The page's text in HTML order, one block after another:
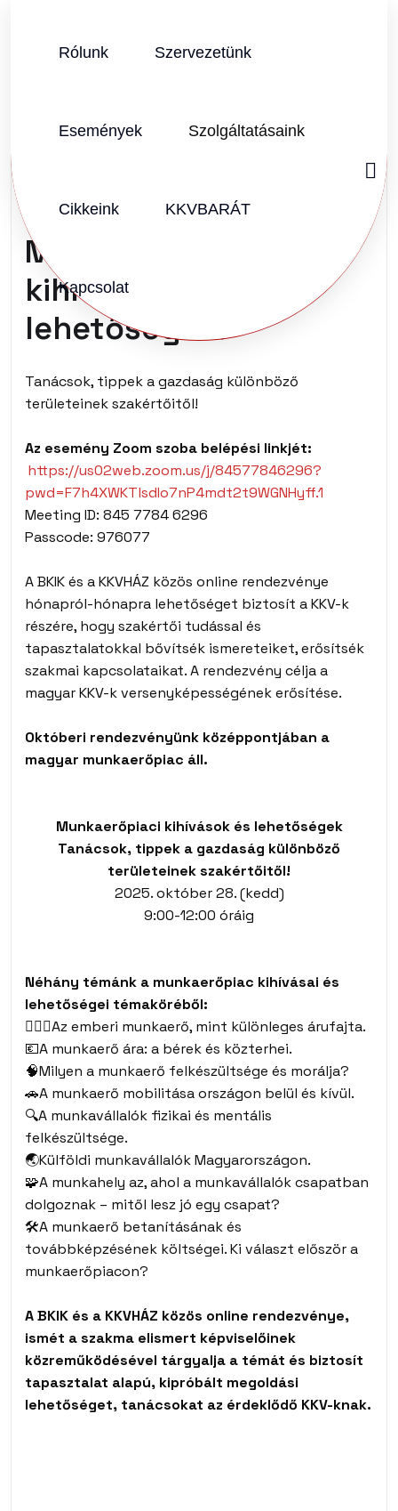
Rólunk Szervezetünk
Események Szolgáltatásaink
Cikkeink KKVBARÁT
Kapcsolat
2025.09.05. Vélemény (0)
Exponline- különleges
vásár és konferencia –
Munkaerőpiaci
kihívások és
lehetőségek.
Tanácsok, tippek a gazdaság különböző
területeinek szakértőitől!
Az esemény Zoom szoba belépési linkjét:
https://us02web.zoom.us/j/84577846296?
pwd=F7h4XWKTlsdIo7nP4mdt2t9WGNHyff.1
Meeting ID: 845 7784 6296
Passcode: 976077
A BKIK és a KKVHÁZ közös online rendezvénye
hónapról-hónapra lehetőséget biztosít a KKV-k
részére, hogy szakértői tudással és
tapasztalatokkal bővítsék ismereteiket, erősítsék
szakmai kapcsolataikat. A rendezvény célja a
magyar KKV-k versenyképességének erősítése.
Októberi rendezvényünk középpontjában a
magyar munkaerőpiac áll.
Munkaerőpiaci kihívások és lehetőségek
Tanácsok, tippek a gazdaság különböző
területeinek szakértőitől!
2025. október 28. (kedd)
9:00-12:00 óráig
Néhány témánk a munkaerőpiac kihívásai és
lehetőségei témaköréből:
👷🏻‍♂️Az emberi munkaerő, mint különleges árufajta.
💶A munkaerő ára: a bérek és közterhei.
🧠Milyen a munkaerő felkészültsége és morálja?
🚗A munkaerő mobilitása országon belül és kívül.
🔍A munkavállalók fizikai és mentális
felkészültsége.
🌏Külföldi munkavállalók Magyarországon.
🧩A munkahely az, ahol a munkavállalók csapatban
dolgoznak – mitől lesz jó egy csapat?
🛠️A munkaerő betanításának és
továbbképzésének költségei. Ki választ először a
munkaerőpiacon?
A BKIK és a KKVHÁZ közös online rendezvénye,
ismét a szakma elismert képviselőinek
közreműködésével tárgyalja a témát és biztosít
tapasztalat alapú, kipróbált megoldási
lehetőséget, tanácsokat az érdeklődő KKV-knak.